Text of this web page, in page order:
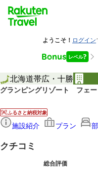
北海道帯広・十勝
グランピングリゾート フェー
ふるさと納税対象
施設紹介 プラン
クチコミ
総合評価